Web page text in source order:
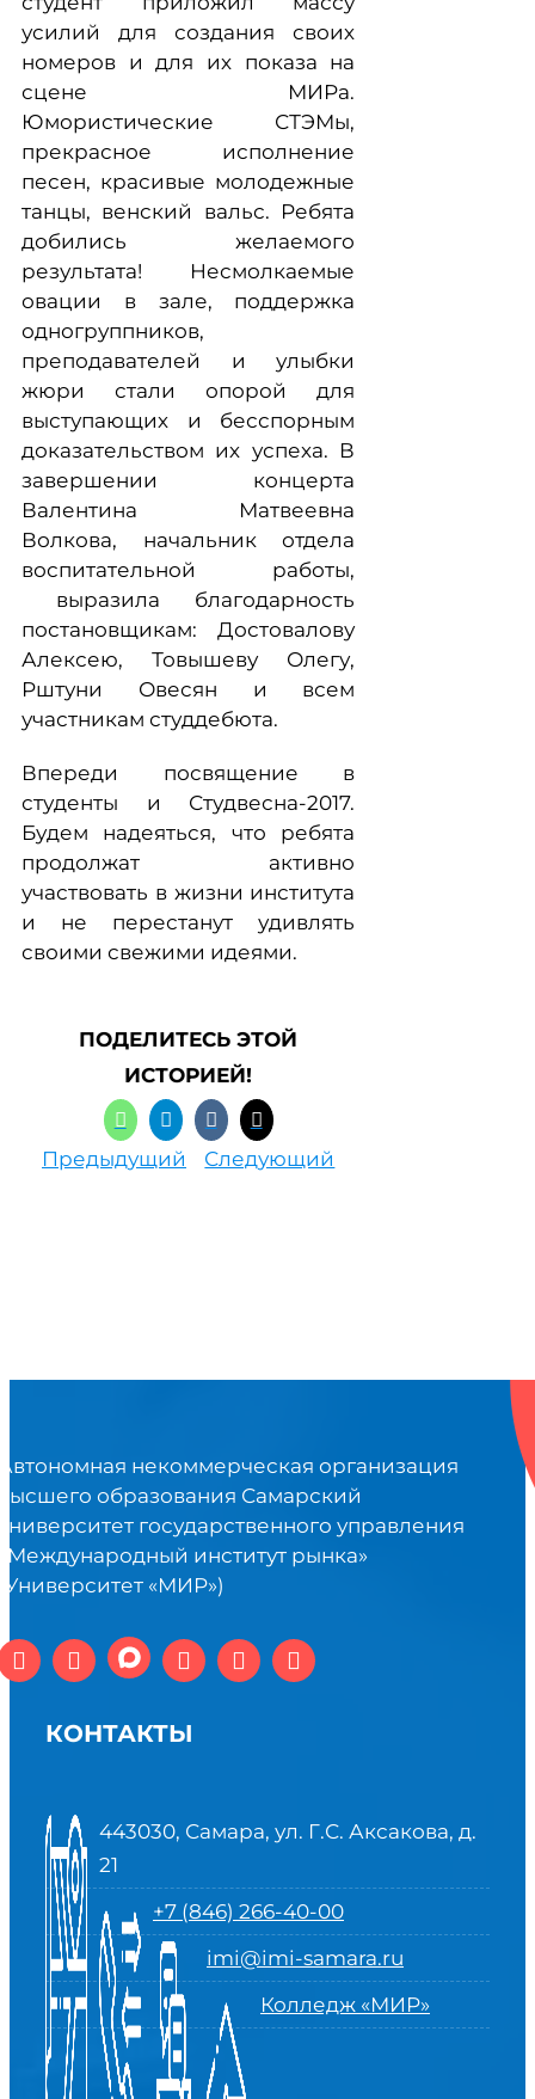
усилий для создания своих
номеров и для их показа на
сцене МИРа.
Юмористические СТЭМы,
прекрасное исполнение
песен, красивые молодежные
танцы, венский вальс. Ребята
добились желаемого
результата! Несмолкаемые
овации в зале, поддержка
одногруппников,
преподавателей и улыбки
жюри стали опорой для
выступающих и бесспорным
доказательством их успеха. В
завершении концерта
Валентина Матвеевна
Волкова, начальник отдела
воспитательной работы,
выразила благодарность
постановщикам: Достовалову
Алексею, Товышеву Олегу,
Рштуни Овесян и всем
участникам студдебюта.
Впереди посвящение в
студенты и Студвесна-2017.
Будем надеяться, что ребята
продолжат активно
участвовать в жизни института
и не перестанут удивлять
своими свежими идеями.
ПОДЕЛИТЕСЬ ЭТОЙ
ИСТОРИЕЙ!
Предыдущий Следующий
некоммерческая организация
образования Самарский
государственного управления
институт рынка»
«МИР»)
КОНТАКТЫ
443030, Самара, ул. Г.С. Аксакова, д.
21
+7 (846) 266-40-00
imi@imi-samara.ru
Колледж «МИР»